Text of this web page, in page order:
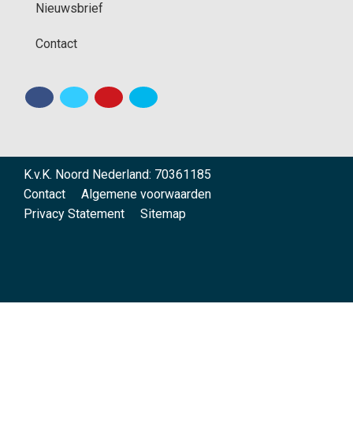
Nieuwsbrief
Contact
K.v.K. Noord Nederland: 70361185
Contact
Algemene voorwaarden
Privacy Statement
Sitemap